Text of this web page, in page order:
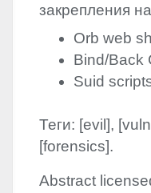
закрепления
Orb web
Bind/Back
Suid
Теги: [evil],
[forensics].
Abstract